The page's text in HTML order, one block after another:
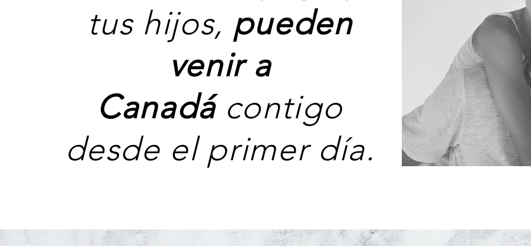
tus hijos, pueden
venir a
Canadácontigo
desde el primer día.